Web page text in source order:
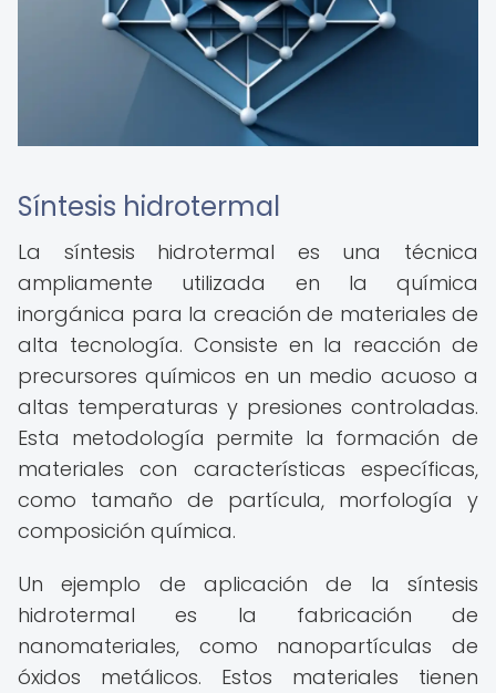
Síntesis hidrotermal
La síntesis hidrotermal es una técnica
ampliamente utilizada en la química
inorgánica para la creación de materiales de
alta tecnología. Consiste en la reacción de
precursores químicos en un medio acuoso a
altas temperaturas y presiones controladas.
Esta metodología permite la formación de
materiales con características específicas,
como tamaño de partícula, morfología y
composición química.
Un ejemplo de aplicación de la síntesis
hidrotermal es la fabricación de
nanomateriales, como nanopartículas de
óxidos metálicos. Estos materiales tienen